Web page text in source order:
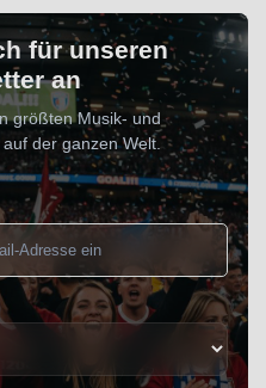
für unseren
an
größten Musik- und
der ganzen Welt.